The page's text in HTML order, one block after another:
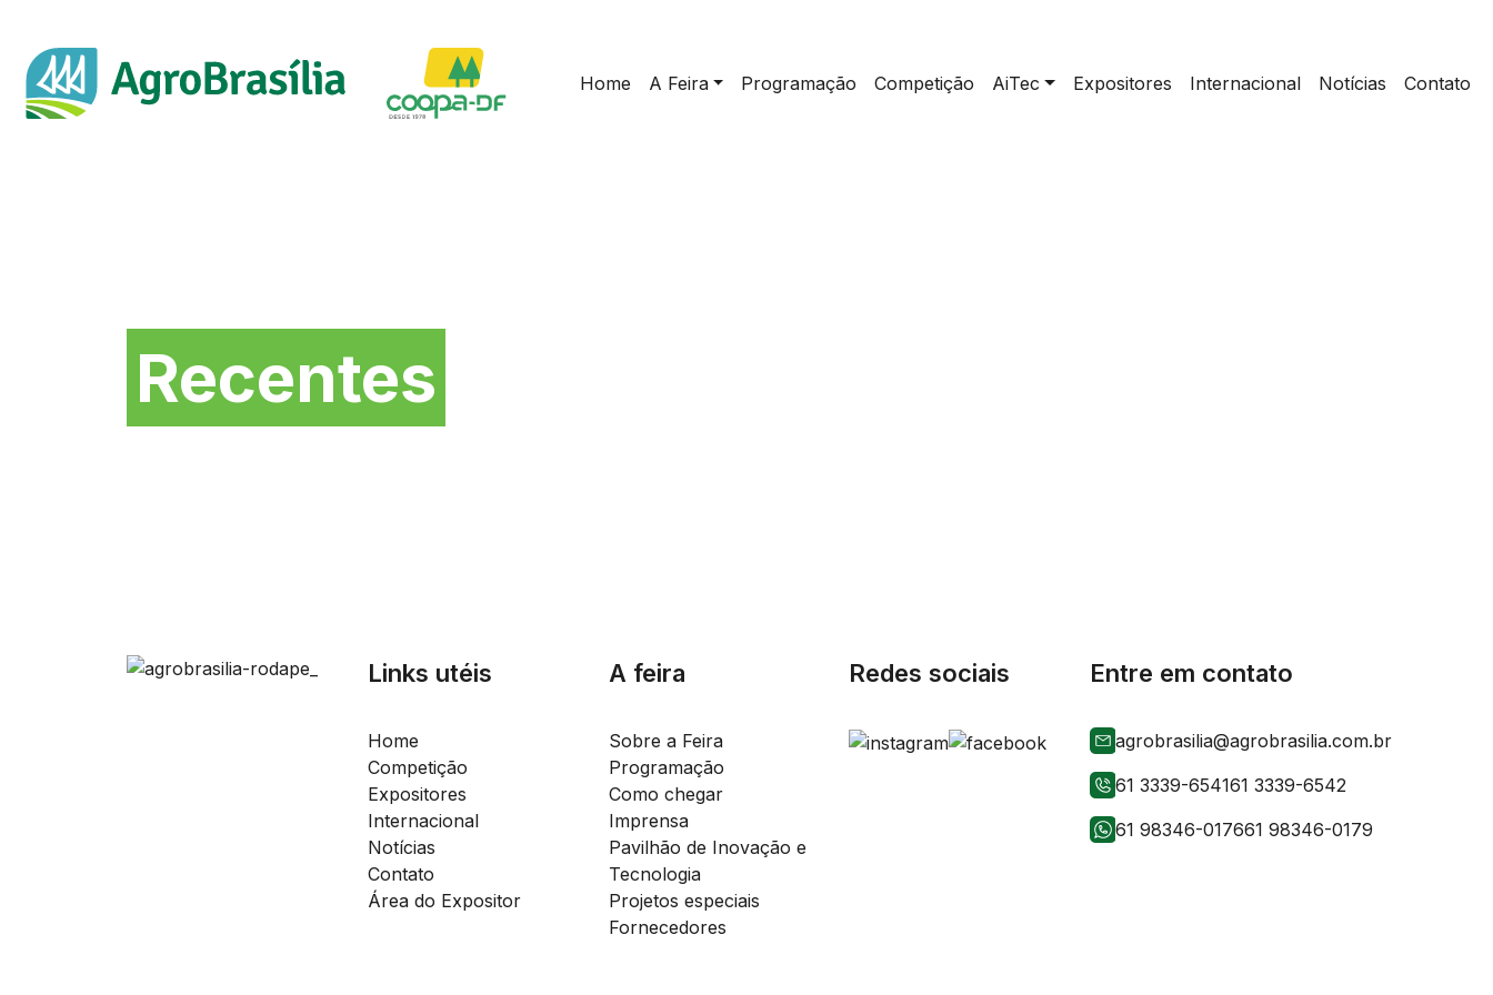
Home A Feira Programação Competição AiTec Expositores Internacional Notícias Contato
Recentes
Links utéis
Home
Competição
Expositores
Internacional
Notícias
Contato
Área do Expositor
A feira
Sobre a Feira
Programação
Como chegar
Imprensa
Pavilhão de Inovação e
Tecnologia
Projetos especiais
Fornecedores
Redes sociais Entre em contato
agrobrasilia@agrobrasilia.com.br
61 3339-654161 3339-6542
61 98346-017661 98346-0179